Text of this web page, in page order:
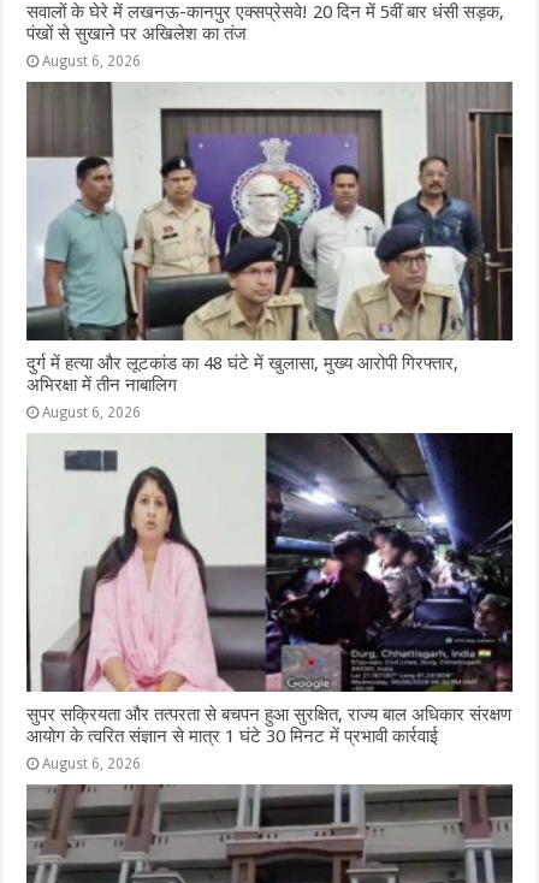
सवालों के घेरे में लखनऊ-कानपुर एक्सप्रेसवे! 20 दिन में 5वीं बार धंसी सड़क,
पंखों से सुखाने पर अखिलेश का तंज
August 6, 2026
दुर्ग में हत्या और लूटकांड का 48 घंटे में खुलासा, मुख्य आरोपी गिरफ्तार,
अभिरक्षा में तीन नाबालिग
August 6, 2026
सुपर सक्रियता और तत्परता से बचपन हुआ सुरक्षित, राज्य बाल अधिकार संरक्षण
आयोग के त्वरित संज्ञान से मात्र 1 घंटे 30 मिनट में प्रभावी कार्रवाई
August 6, 2026